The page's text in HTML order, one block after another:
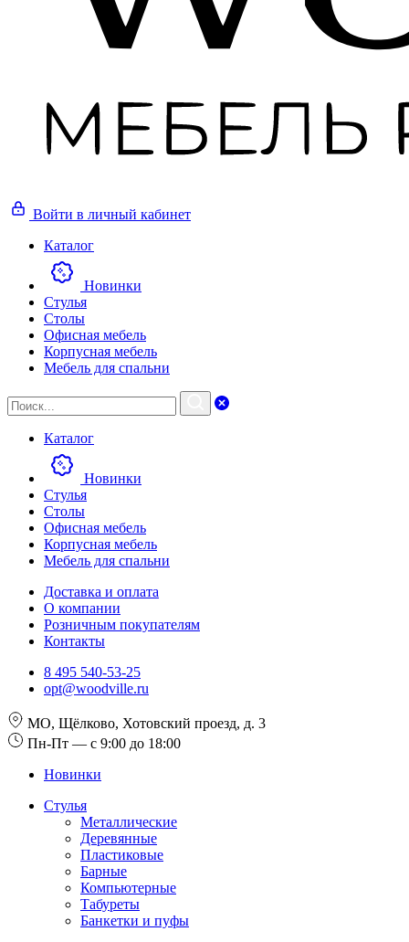
Войти в личный кабинет
Каталог
Новинки
Стулья
Столы
Офисная мебель
Корпусная мебель
Мебель для спальни
Каталог
Новинки
Стулья
Столы
Офисная мебель
Корпусная мебель
Мебель для спальни
Доставка и оплата
О компании
Розничным покупателям
Контакты
8 495 540-53-25
opt@woodville.ru
МО, Щёлково, Хотовский проезд, д. 3
Пн-Пт — с 9:00 до 18:00
Новинки
Стулья
Металлические
Деревянные
Пластиковые
Барные
Компьютерные
Табуреты
Банкетки и пуфы